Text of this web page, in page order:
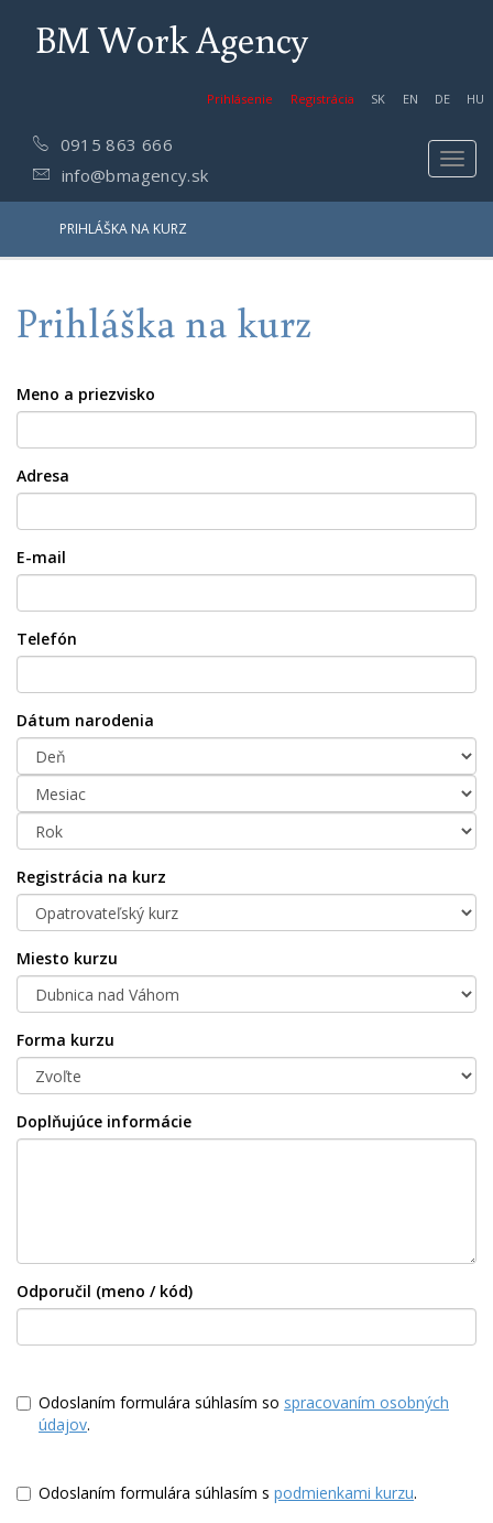
BM Work Agency
Prihlásenie Registrácia SK EN DE HU
0915 863 666
info@bmagency.sk
PRIHLÁŠKA NA KURZ
Prihláška na kurz
Meno a priezvisko
Adresa
E-mail
Telefón
Dátum narodenia
Registrácia na kurz
Miesto kurzu
Forma kurzu
Doplňujúce informácie
Odporučil (meno / kód)
Odoslaním formulára súhlasím so spracovaním osobných
údajov.
Odoslaním formulára súhlasím s podmienkami kurzu.